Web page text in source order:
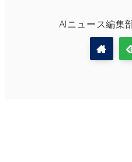
AIニュース編集